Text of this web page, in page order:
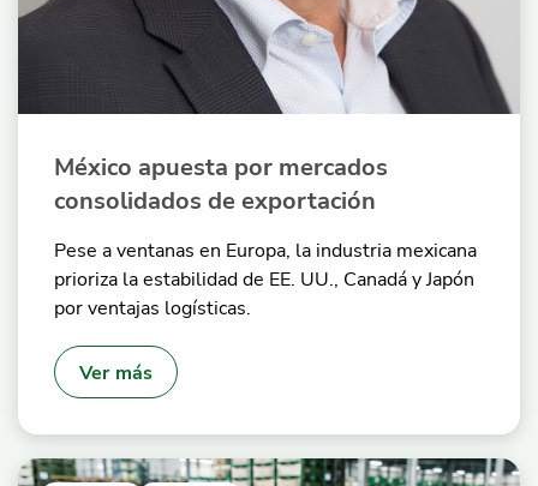
México apuesta por mercados
consolidados de exportación
Pese a ventanas en Europa, la industria mexicana
prioriza la estabilidad de EE. UU., Canadá y Japón
por ventajas logísticas.
Ver más